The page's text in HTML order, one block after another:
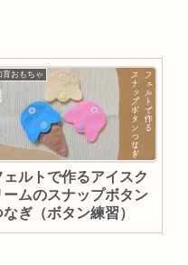
育おもちゃ
ェルトで作るアイスク
ームのスナップボタン
なぎ（ボタン練習）